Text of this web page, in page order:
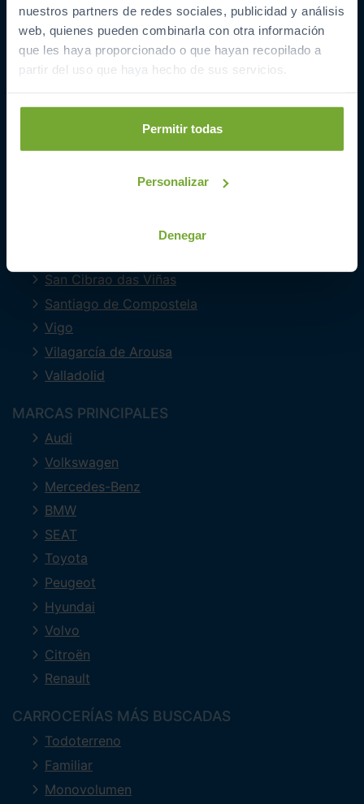
nuestros partners de redes sociales, publicidad y análisis
web, quienes pueden combinarla con otra información
que les haya proporcionado o que hayan recopilado a
partir del uso que haya hecho de sus servicios.
Permitir todas
Personalizar
Denegar
A Coruña
Barreiros
Ferrol
Mourente
San Cibrao das Viñas
Santiago de Compostela
Vigo
Vilagarcía de Arousa
Valladolid
MARCAS PRINCIPALES
Audi
Volkswagen
Mercedes-Benz
BMW
SEAT
Toyota
Peugeot
Hyundai
Volvo
Citroën
Renault
CARROCERÍAS MÁS BUSCADAS
Todoterreno
Familiar
Monovolumen